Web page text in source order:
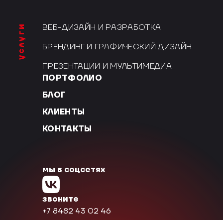
услуги
ВЕБ-ДИЗАЙН И РАЗРАБОТКА
БРЕНДИНГ И ГРАФИЧЕСКИЙ ДИЗАЙН
ПРЕЗЕНТАЦИИ И МУЛЬТИМЕДИА
ПОРТФОЛИО
БЛОГ
КЛИЕНТЫ
КОНТАКТЫ
мы в соцсетях
звоните
+7 8482 43 02 46